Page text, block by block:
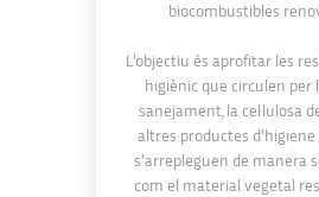
biocombustibles
L’objectiu és aprofitar les
higiènic que circulen per
sanejament, la cel·lulosa
altres productes
s’arrepleguen de manera
com el material vegetal